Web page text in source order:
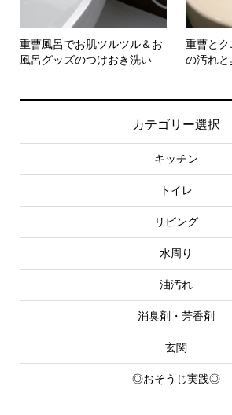
重曹風呂でお肌ツルツル＆お
風呂グッズのつけおき洗い
重曹と
の汚れ
カテゴリー選択
キッチン
トイレ
リビング
水周り
油汚れ
消臭剤・芳香剤
玄関
◎おそうじ実践◎